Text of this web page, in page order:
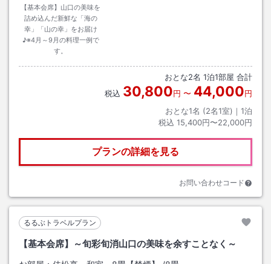
【基本会席】山口の美味を
詰め込んだ新鮮な「海の
幸」「山の幸」をお届け
♪※4月～9月の料理一例で
す。
おとな2名 1泊1部屋 合計
税込 30,800円 〜 44,000円
おとな1名 (2名1室)｜ 1泊
税込 15,400円〜22,000円
プランの詳細を見る
お問い合わせコード
るるぶトラベルプラン
【基本会席】～旬彩旬消山口の美味を余すことなく～